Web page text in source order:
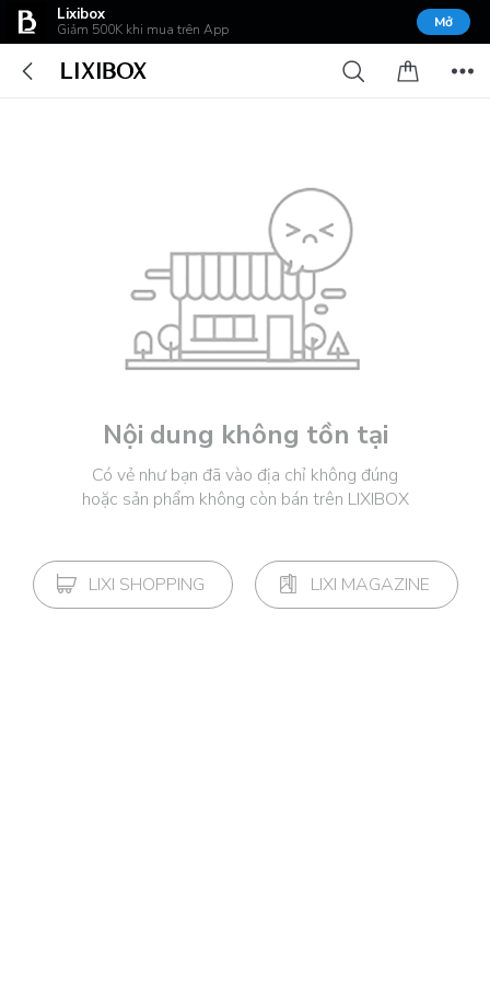
Lixibox
Giảm 500K khi mua trên App Mở
Nội dung không tồn tại
Có vẻ như bạn đã vào địa chỉ không đúng
hoặc sản phẩm không còn bán trên LIXIBOX
LIXI SHOPPING LIXI MAGAZINE